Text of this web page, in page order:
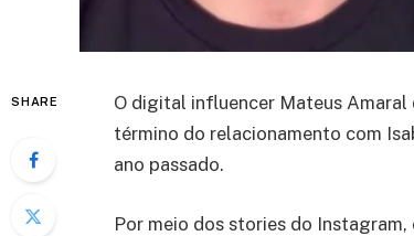
SHARE
O digital influencer Mateus
término do relacionamento com
ano passado.
Por meio dos stories do